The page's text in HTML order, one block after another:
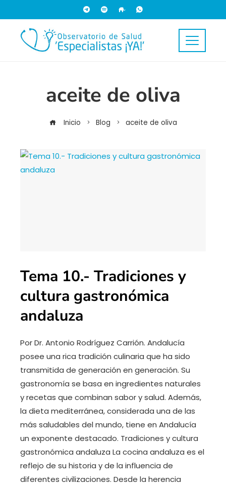
aceite de oliva
Inicio Blog aceite de oliva
Tema 10.- Tradiciones y
cultura gastronómica
andaluza
Por Dr. Antonio Rodríguez Carrión. Andalucía
posee una rica tradición culinaria que ha sido
transmitida de generación en generación. Su
gastronomía se basa en ingredientes naturales
y recetas que combinan sabor y salud. Además,
la dieta mediterránea, considerada una de las
más saludables del mundo, tiene en Andalucía
un exponente destacado. Tradiciones y cultura
gastronómica andaluza La cocina andaluza es el
reflejo de su historia y de la influencia de
diferentes civilizaciones. Desde la herencia